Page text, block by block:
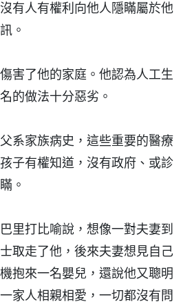
有人有權利向他人隱瞞屬於他
。
害了他的家庭。他認為人工生
的做法十分惡劣。
系家族病史，這些重要的醫療
子有權知道，沒有政府、或診
。
里打比喻說，想像一對夫妻到
取走了他，後來夫妻想見自己
抱來一名嬰兒，還說他又聰明
家人相親相愛，一切都沒有問